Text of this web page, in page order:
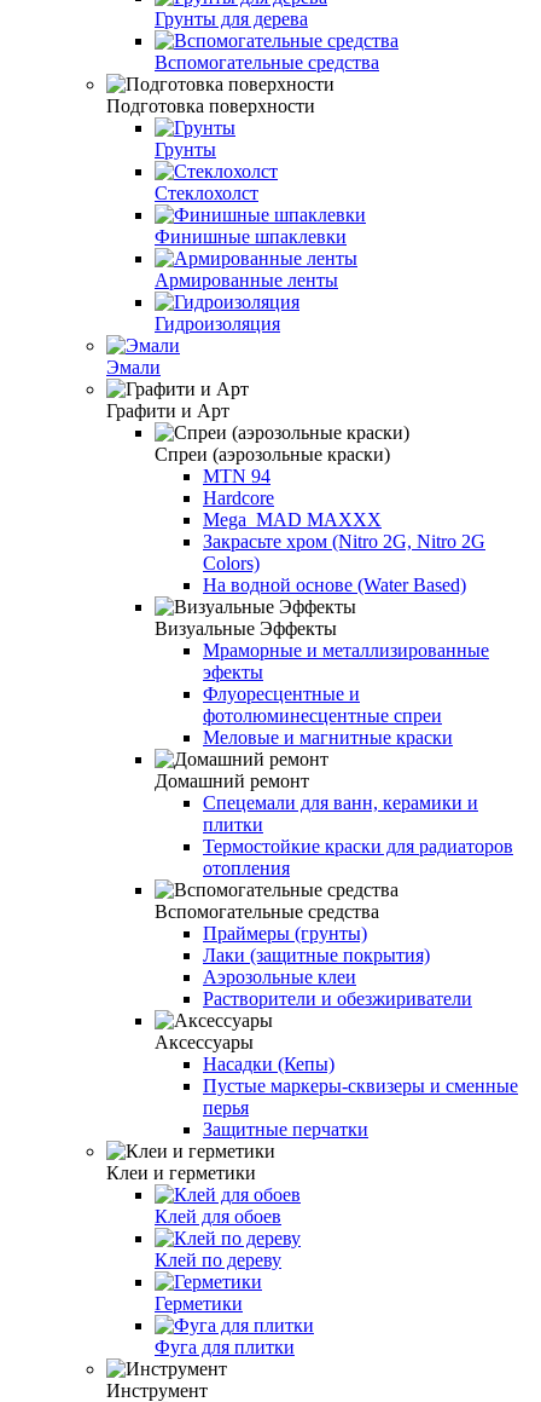
Грунты для дерева
Вспомогательные средства
Подготовка поверхности
Грунты
Стеклохолст
Финишные шпаклевки
Армированные ленты
Гидроизоляция
Эмали
Графити и Арт
Спреи (аэрозольные краски)
MTN 94
Hardcore
Mega_MAD MAXXX
Закрасьте хром (Nitro 2G, Nitro 2G
Colors)
На водной основе (Water Based)
Визуальные Эффекты
Мраморные и металлизированные
эфекты
Флуоресцентные и
фотолюминесцентные спреи
Меловые и магнитные краски
Домашний ремонт
Спецемали для ванн, керамики и
плитки
Термостойкие краски для радиаторов
отопления
Вспомогательные средства
Праймеры (грунты)
Лаки (защитные покрытия)
Аэрозольные клеи
Растворители и обезжириватели
Аксессуары
Насадки (Кепы)
Пустые маркеры-сквизеры и сменные
перья
Защитные перчатки
Клеи и герметики
Клей для обоев
Клей по дереву
Герметики
Фуга для плитки
Инструмент